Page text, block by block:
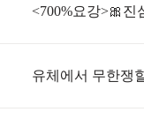
<700%요강>🎀
유체에서 무한쟁